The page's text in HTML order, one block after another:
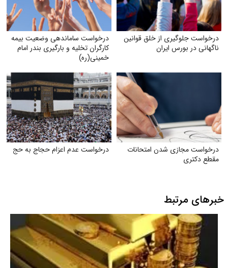
درخواست جلوگیری از خلق قوانین
ناگهانی در بورس ایران
درخواست ساماندهی وضعیت بیمه
کارگران تخلیه و بارگیری بندر امام
خمینی‌(ره)
درخواست مجازی شدن امتحانات
مقطع دکتری
درخواست عدم اعزام حجاج به حج
خبرهای مرتبط